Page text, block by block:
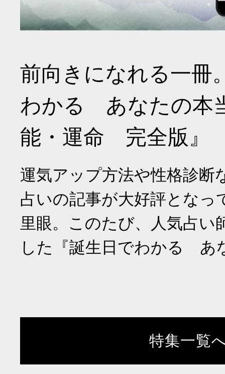
前向きになれる一冊
わかる あなたの本
能・運命 完全版』
運気アップ方法や性格診断
占いの記事が大好評となっ
里眼。このたび、人気占い
した『誕生日でわかる あ
特集一覧